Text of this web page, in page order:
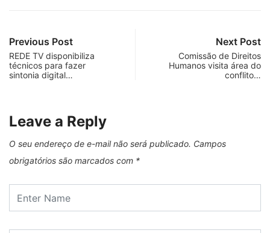
Previous Post
REDE TV disponibiliza
técnicos para fazer
sintonia digital…
Next Post
Comissão de Direitos
Humanos visita área do
conflito…
Leave a Reply
O seu endereço de e-mail não será publicado. Campos
obrigatórios são marcados com *